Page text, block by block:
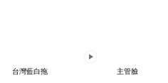
台灣藍白拖 主管臉